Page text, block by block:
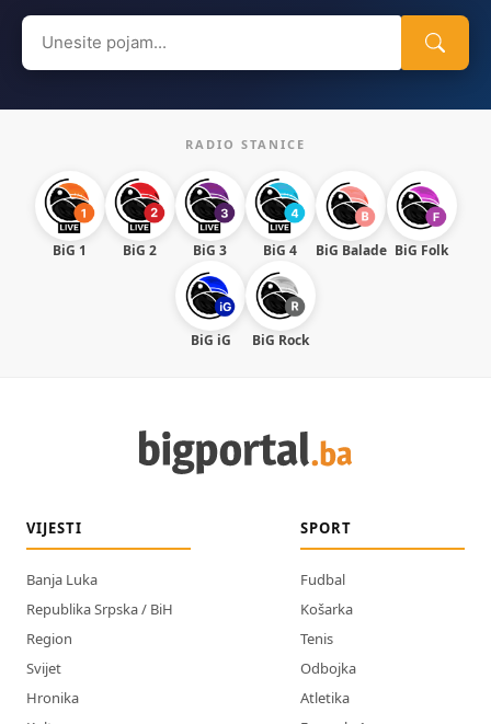
Search
for:
RADIO STANICE
BiG 1 BiG 2 BiG 3 BiG 4 BiG Balade BiG Folk
BiG iG BiG Rock
VIJESTI
Banja Luka
Republika Srpska / BiH
Region
Svijet
Hronika
SPORT
Fudbal
Košarka
Tenis
Odbojka
Atletika